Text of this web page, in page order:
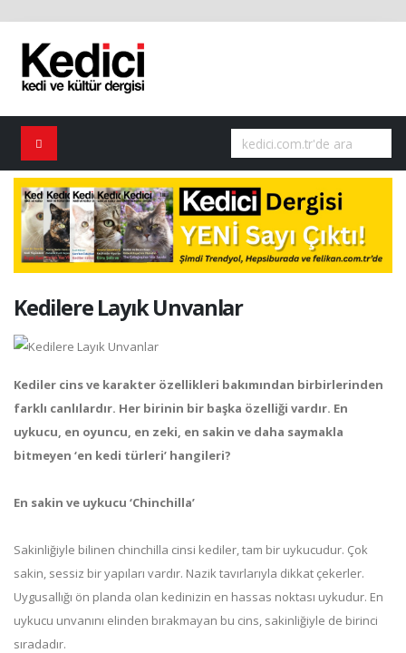
Kedilere Layık Unvanlar
Kediler cins ve karakter özellikleri bakımından birbirlerinden
farklı canlılardır. Her birinin bir başka özelliği vardır. En
uykucu, en oyuncu, en zeki, en sakin ve daha saymakla
bitmeyen ‘en kedi türleri’ hangileri?
En sakin ve uykucu ‘Chinchilla’
Sakinliğiyle bilinen chinchilla cinsi kediler, tam bir uykucudur. Çok
sakin, sessiz bir yapıları vardır. Nazik tavırlarıyla dikkat çekerler.
Uygusallığı ön planda olan kedinizin en hassas noktası uykudur. En
uykucu unvanını elinden bırakmayan bu cins, sakinliğiyle de birinci
sıradadır.